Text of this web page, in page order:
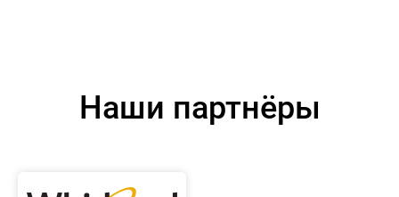
Наши партнёры